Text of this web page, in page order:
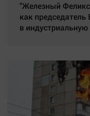
"Железный
как
в